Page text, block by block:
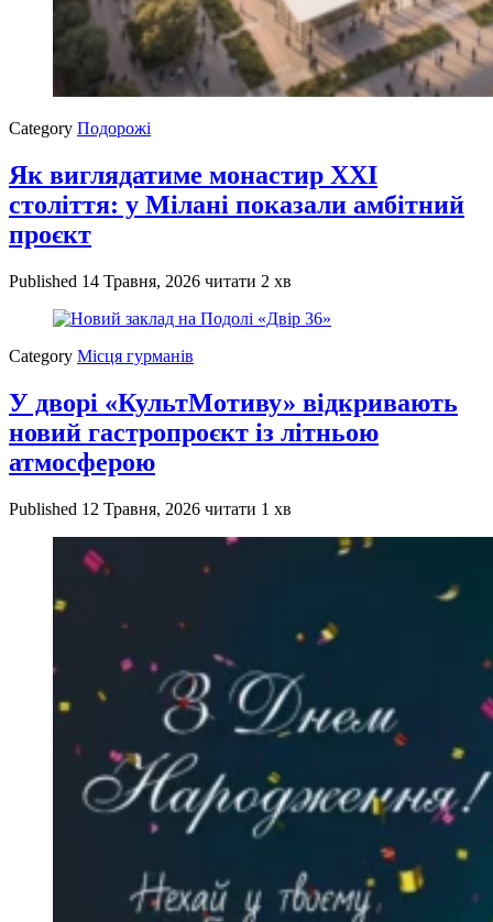
Category Подорожі
Як виглядатиме монастир XXI
століття: у Мілані показали амбітний
проєкт
Published 14 Травня, 2026 читати 2 хв
Category Місця гурманів
У дворі «КультМотиву» відкривають
новий гастропроєкт із літньою
атмосферою
Published 12 Травня, 2026 читати 1 хв